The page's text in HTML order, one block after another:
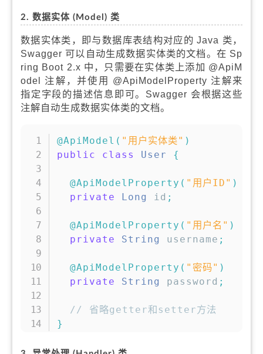
2. 数据实体 (Model) 类
数据实体类，即与数据库表结构对应的 Java 类，
Swagger 可以自动生成数据实体类的文档。在 Sp
ring Boot 2.x 中，只需要在实体类上添加 @ApiM
odel 注解，并使用 @ApiModelProperty 注解来
指定字段的描述信息即可。Swagger 会根据这些
注解自动生成数据实体类的文档。
@ApiModel ( "用户实体类" )
public
class User {
@ApiModelProperty ( "用户ID" )
private
Long id ;
@ApiModelProperty ( "用户名" )
private
String username ;
@ApiModelProperty ( "密码" )
private
String password ;
// 省略getter和setter方法
}